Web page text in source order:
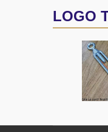
LOGO